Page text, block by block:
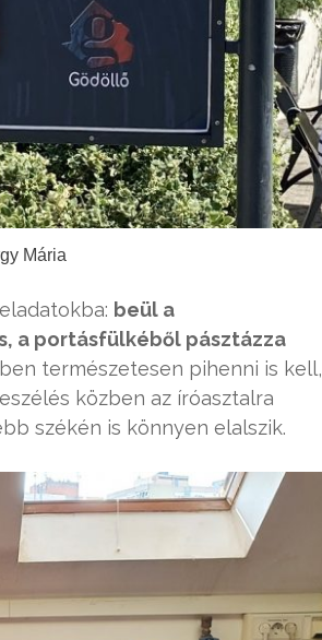
Mária
beül a
a portásfülkéből pásztázza
természetesen pihenni is kell,
közben az íróasztalra
székén is könnyen elalszik.